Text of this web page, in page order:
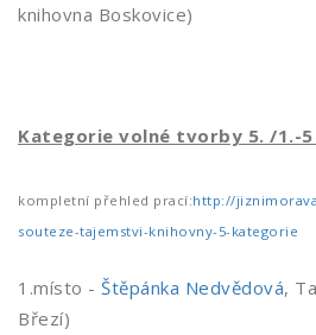
knihovna Boskovice)
Kategorie volné tvorby 5. /1.-
kompletní přehled prací:http://
souteze-tajemstvi-knihovny-5-kategorie
1.místo - Štěpánka Nedvědová,
Březí)